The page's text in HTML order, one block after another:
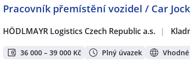
Pracovník přemístění vozidel / Car
HÖDLMAYR Logistics Czech Republic a.s. |
36 000 – 39 000 Kč Plný úvazek